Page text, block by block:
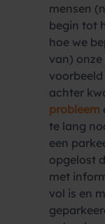
mensen
begin tot
hoe we
van)
achter
probleem
te lang
een
opgelost
met
vol is en